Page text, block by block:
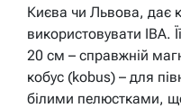
Києва чи Львова, дає
використовувати IBA.
20 см – справжній
кобус (kobus) – для
білими пелюстками,